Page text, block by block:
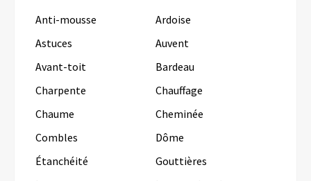
Anti-mousse
Ardoise
Astuces
Auvent
Avant-toit
Bardeau
Charpente
Chauffage
Chaume
Cheminée
Combles
Dôme
Étanchéité
Gouttières